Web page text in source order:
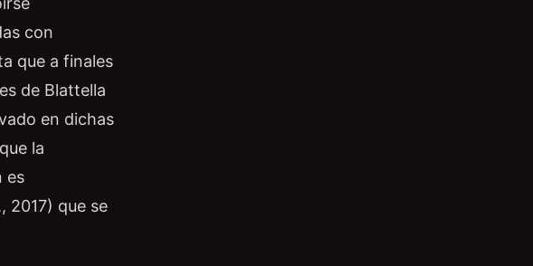
con
que a finales
de Blattella
en dichas
la
es
2017) que se